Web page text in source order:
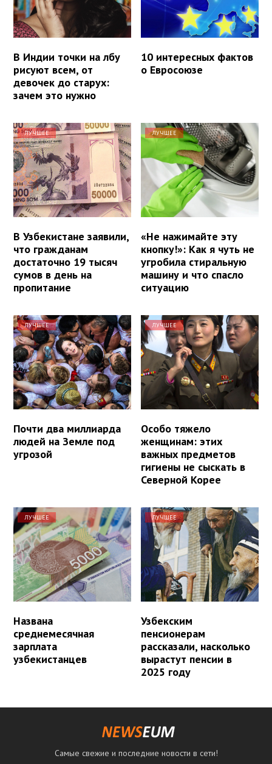
В Индии точки на лбу
рисуют всем, от
девочек до старух:
зачем это нужно
10 интересных фактов
о Евросоюзе
ЛУЧШЕЕ
В Узбекистане заявили,
что гражданам
достаточно 19 тысяч
сумов в день на
пропитание
ЛУЧШЕЕ
«Не нажимайте эту
кнопку!»: Как я чуть не
угробила стиральную
машину и что спасло
ситуацию
ЛУЧШЕЕ
Почти два миллиарда
людей на Земле под
угрозой
ЛУЧШЕЕ
Особо тяжело
женщинам: этих
важных предметов
гигиены не сыскать в
Северной Корее
ЛУЧШЕЕ
Названа
среднемесячная
зарплата
узбекистанцев
ЛУЧШЕЕ
Узбекским
пенсионерам
рассказали, насколько
вырастут пенсии в
2025 году
Самые свежие и последние новости в сети!